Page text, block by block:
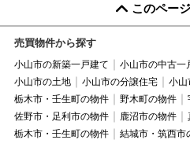
このペー
売買物件から探す
小山市の新築一戸建て 小山市の中古一
小山市の土地
小山市の分譲住宅 小山
栃木市・壬生町の物件
野木町の物件
佐野市・足利市の物件
鹿沼市の物件
栃木市・壬生町の物件
結城市・筑西市